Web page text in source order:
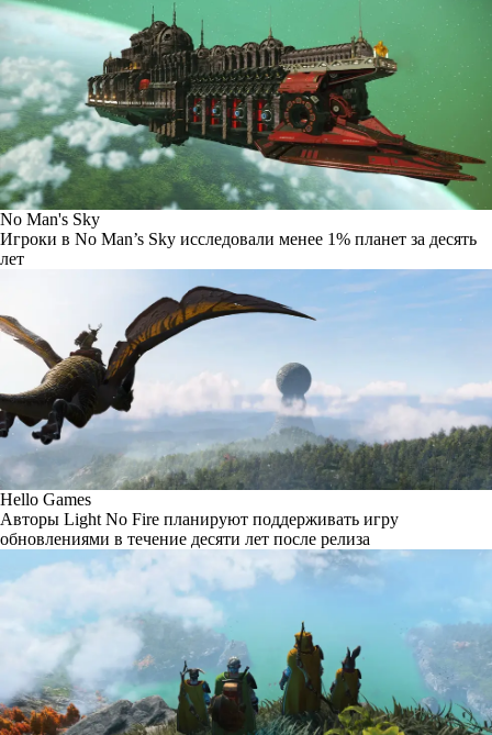
No Man's Sky
Игроки в No Man’s Sky исследовали менее 1% планет за десять
лет
Hello Games
Авторы Light No Fire планируют поддерживать игру
обновлениями в течение десяти лет после релиза